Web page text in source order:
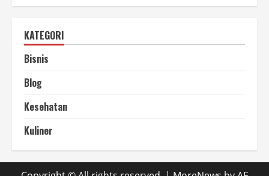
KATEGORI
Bisnis
Blog
Kesehatan
Kuliner